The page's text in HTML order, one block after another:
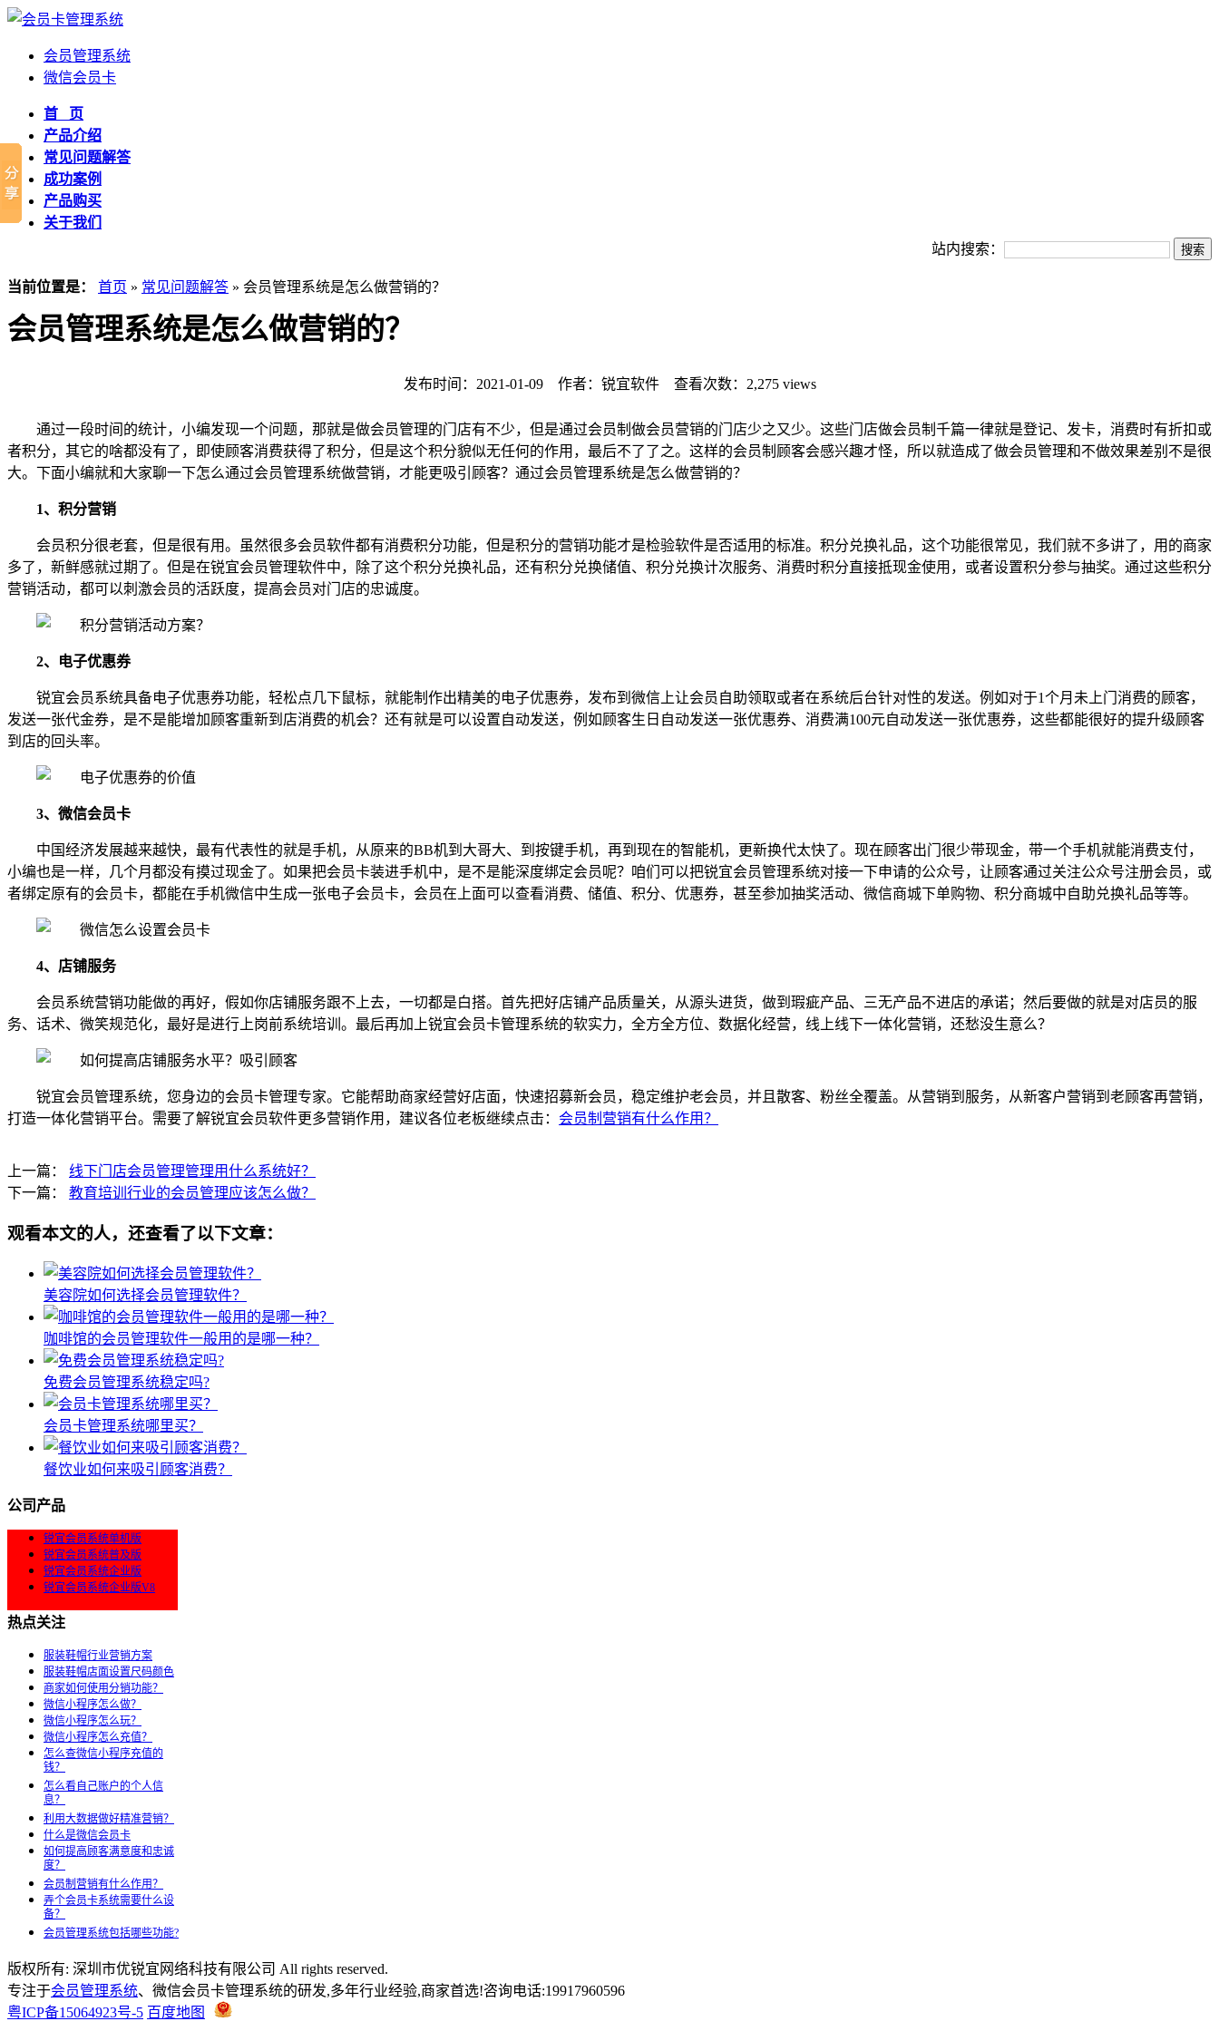
会员管理系统
微信会员卡
首 页
产品介绍
常见问题解答
成功案例
产品购买
关于我们
站内搜索：
当前位置是： 首页 » 常见问题解答 » 会员管理系统是怎么做营销的？
会员管理系统是怎么做营销的？
发布时间：2021-01-09 作者：锐宜软件 查看次数： 2,275 views
通过一段时间的统计，小编发现一个问题，那就是做会员管理的门店有不少，但是通过会员制做会员营销的门店少之又少。这些门店做会员制千篇一律就是登记、发卡，消费时有折扣或
者积分，其它的啥都没有了，即使顾客消费获得了积分，但是这个积分貌似无任何的作用，最后不了了之。这样的会员制顾客会感兴趣才怪，所以就造成了做会员管理和不做效果差别不是很
大。下面小编就和大家聊一下怎么通过会员管理系统做营销，才能更吸引顾客？通过会员管理系统是怎么做营销的？
1、积分营销
会员积分很老套，但是很有用。虽然很多会员软件都有消费积分功能，但是积分的营销功能才是检验软件是否适用的标准。积分兑换礼品，这个功能很常见，我们就不多讲了，用的商家
多了，新鲜感就过期了。但是在锐宜会员管理软件中，除了这个积分兑换礼品，还有积分兑换储值、积分兑换计次服务、消费时积分直接抵现金使用，或者设置积分参与抽奖。通过这些积分
营销活动，都可以刺激会员的活跃度，提高会员对门店的忠诚度。
2、电子优惠券
锐宜会员系统具备电子优惠券功能，轻松点几下鼠标，就能制作出精美的电子优惠券，发布到微信上让会员自助领取或者在系统后台针对性的发送。例如对于1个月未上门消费的顾客，
发送一张代金券，是不是能增加顾客重新到店消费的机会？还有就是可以设置自动发送，例如顾客生日自动发送一张优惠券、消费满100元自动发送一张优惠券，这些都能很好的提升级顾客
到店的回头率。
3、微信会员卡
中国经济发展越来越快，最有代表性的就是手机，从原来的BB机到大哥大、到按键手机，再到现在的智能机，更新换代太快了。现在顾客出门很少带现金，带一个手机就能消费支付，
小编也是一样，几个月都没有摸过现金了。如果把会员卡装进手机中，是不是能深度绑定会员呢？咱们可以把锐宜会员管理系统对接一下申请的公众号，让顾客通过关注公众号注册会员，或
者绑定原有的会员卡，都能在手机微信中生成一张电子会员卡，会员在上面可以查看消费、储值、积分、优惠券，甚至参加抽奖活动、微信商城下单购物、积分商城中自助兑换礼品等等。
4、店铺服务
会员系统营销功能做的再好，假如你店铺服务跟不上去，一切都是白搭。首先把好店铺产品质量关，从源头进货，做到瑕疵产品、三无产品不进店的承诺；然后要做的就是对店员的服
务、话术、微笑规范化，最好是进行上岗前系统培训。最后再加上锐宜会员卡管理系统的软实力，全方全方位、数据化经营，线上线下一体化营销，还愁没生意么？
锐宜会员管理系统，您身边的会员卡管理专家。它能帮助商家经营好店面，快速招募新会员，稳定维护老会员，并且散客、粉丝全覆盖。从营销到服务，从新客户营销到老顾客再营销，
打造一体化营销平台。需要了解锐宜会员软件更多营销作用，建议各位老板继续点击： 会员制营销有什么作用？
上一篇： 线下门店会员管理管理用什么系统好？
下一篇： 教育培训行业的会员管理应该怎么做？
观看本文的人，还查看了以下文章：
美容院如何选择会员管理软件？
咖啡馆的会员管理软件一般用的是哪一种？
免费会员管理系统稳定吗?
会员卡管理系统哪里买？
餐饮业如何来吸引顾客消费？
公司产品
锐宜会员系统单机版
锐宜会员系统普及版
锐宜会员系统企业版
锐宜会员系统企业版V8
热点关注
服装鞋帽行业营销方案
服装鞋帽店面设置尺码颜色
商家如何使用分销功能？
微信小程序怎么做？
微信小程序怎么玩？
微信小程序怎么充值？
怎么查微信小程序充值的
钱？
怎么看自己账户的个人信
息？
利用大数据做好精准营销？
什么是微信会员卡
如何提高顾客满意度和忠诚
度？
会员制营销有什么作用？
弄个会员卡系统需要什么设
备？
会员管理系统包括哪些功能?
版权所有: 深圳市优锐宜网络科技有限公司 All rights reserved.
专注于会员管理系统、微信会员卡管理系统的研发,多年行业经验,商家首选!咨询电话:19917960596
粤ICP备15064923号-5 百度地图